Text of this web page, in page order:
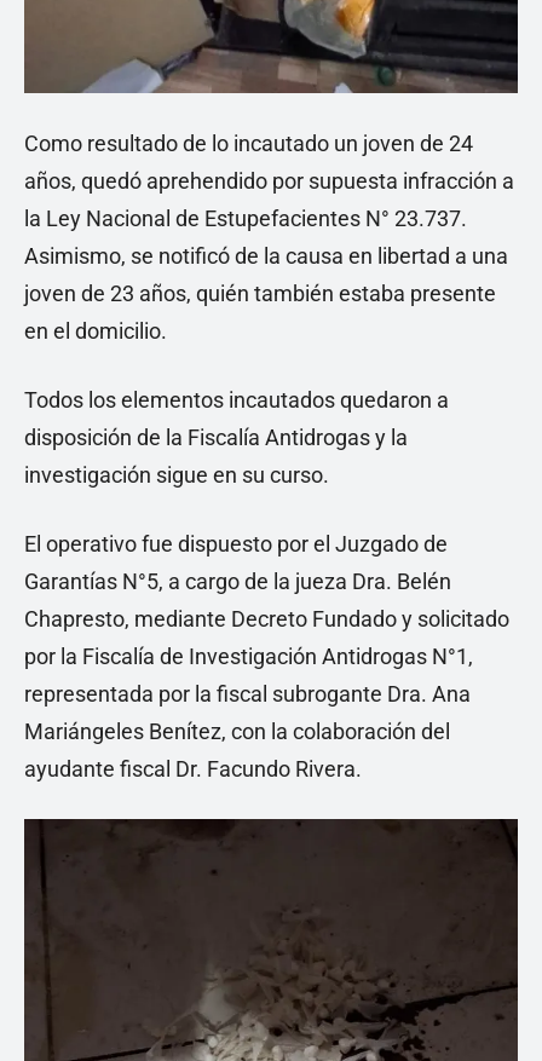
Como resultado de lo incautado un joven de 24
años, quedó aprehendido por supuesta infracción a
la Ley Nacional de Estupefacientes N° 23.737.
Asimismo, se notificó de la causa en libertad a una
joven de 23 años, quién también estaba presente
en el domicilio.
Todos los elementos incautados quedaron a
disposición de la Fiscalía Antidrogas y la
investigación sigue en su curso.
El operativo fue dispuesto por el Juzgado de
Garantías N°5, a cargo de la jueza Dra. Belén
Chapresto, mediante Decreto Fundado y solicitado
por la Fiscalía de Investigación Antidrogas N°1,
representada por la fiscal subrogante Dra. Ana
Mariángeles Benítez, con la colaboración del
ayudante fiscal Dr. Facundo Rivera.